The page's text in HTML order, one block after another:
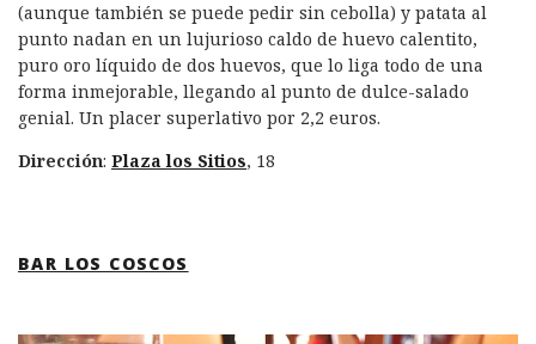
(aunque también se puede pedir sin cebolla) y patata al
punto nadan en un lujurioso caldo de huevo calentito,
puro oro líquido de dos huevos, que lo liga todo de una
forma inmejorable, llegando al punto de dulce-salado
genial. Un placer superlativo por 2,2 euros.
Dirección: Plaza los Sitios, 18
BAR LOS COSCOS